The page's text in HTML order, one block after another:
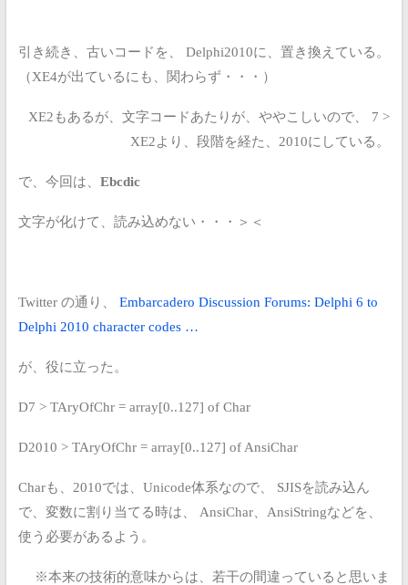
引き続き、古いコードを、
Delphi2010に、置き換えている。
（XE4が出ているにも、関わらず・・・）
XE2もあるが、文字コードあたりが、ややこしいので、
7 >
XE2より、段階を経た、2010にしている。
で、今回は、 Ebcdic
文字が化けて、読み込めない・・・＞＜
Twitter の通り、
Embarcadero Discussion Forums: Delphi 6 to
Delphi 2010 character codes …
が、役に立った。
D7 > TAryOfChr = array[0..127] of Char
D2010 > TAryOfChr = array[0..127] of AnsiChar
Charも、2010では、Unicode体系なので、
SJISを読み込ん
で、変数に割り当てる時は、
AnsiChar、AnsiStringなどを、
使う必要があるよう。
※本来の技術的意味からは、若干の間違っていると思いま